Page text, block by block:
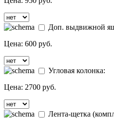
Доп. выдвижной
Цена: 600 руб.
Угловая колонка:
Цена: 2700 руб.
Лента-щетка